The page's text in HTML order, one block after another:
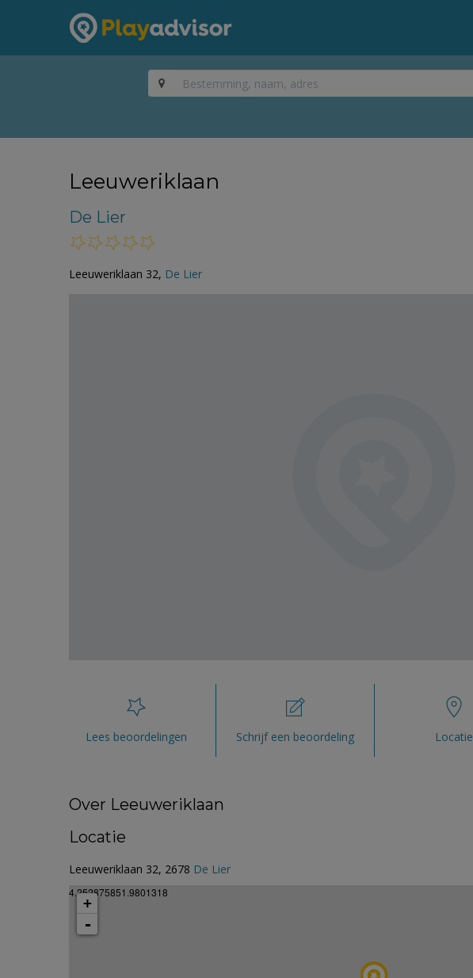
Leeuweriklaan
De Lier
Leeuweriklaan 32, De Lier
Lees beoordelingen Schrijf een beoordeling Locatie
Over Leeuweriklaan
Locatie
Leeuweriklaan 32, 2678 De Lier
4.252875851.9801318
+
-